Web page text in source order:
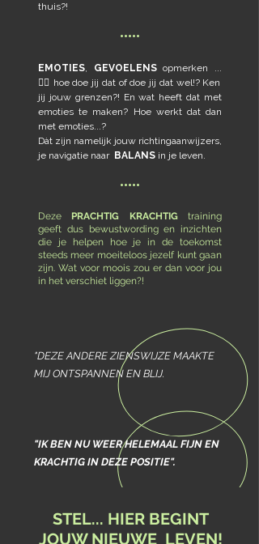
thuis?!
•••••
EMOTIES, GEVOELENSopmerken ...
🤷‍♀️ hoe doe jij dat of doe jij dat wel!? Ken
jij jouw grenzen?! En wat heeft dat met
emoties te maken? Hoe werkt dat dan
met emoties...?
Dàt zijn namelijk jouw richtingaanwijzers,
je navigatie naar BALANS in je leven.
•••••
Deze PRACHTIG KRACHTIGtraining
geeft dus bewustwording en inzichten
die je helpen hoe je in de toekomst
steeds meer moeiteloos jezelf kunt gaan
zijn. Wat voor moois zou er dan voor jou
in het verschiet liggen?!
"DEZE ANDERE ZIENSWIJZE MAAKTE
MIJ ONTSPANNEN EN BLIJ.
"IK BEN NU WEER HELEMAAL FIJN EN
KRACHTIG IN DEZE POSITIE".
STEL... HIER BEGINT
JOUW NIEUWE LEVEN!